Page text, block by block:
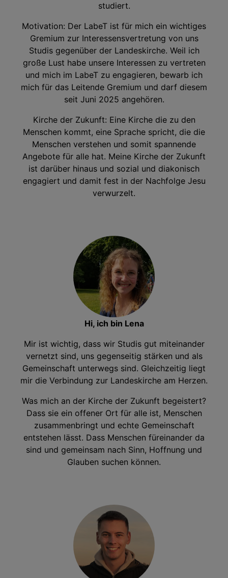
studiert.
Motivation: Der LabeT ist für mich ein wichtiges
Gremium zur Interessensvertretung von uns
Studis gegenüber der Landeskirche. Weil ich
große Lust habe unsere Interessen zu vertreten
und mich im LabeT zu engagieren, bewarb ich
mich für das Leitende Gremium und darf diesem
seit Juni 2025 angehören.
Kirche der Zukunft: Eine Kirche die zu den
Menschen kommt, eine Sprache spricht, die die
Menschen verstehen und somit spannende
Angebote für alle hat. Meine Kirche der Zukunft
ist darüber hinaus und sozial und diakonisch
engagiert und damit fest in der Nachfolge Jesu
verwurzelt.
Hi, ich bin Lena
Mir ist wichtig, dass wir Studis gut miteinander
vernetzt sind, uns gegenseitig stärken und als
Gemeinschaft unterwegs sind. Gleichzeitig liegt
mir die Verbindung zur Landeskirche am Herzen.
Was mich an der Kirche der Zukunft begeistert?
Dass sie ein offener Ort für alle ist, Menschen
zusammenbringt und echte Gemeinschaft
entstehen lässt. Dass Menschen füreinander da
sind und gemeinsam nach Sinn, Hoffnung und
Glauben suchen können.